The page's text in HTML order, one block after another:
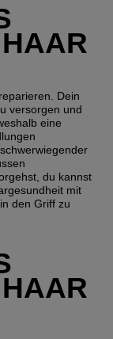
Dein
versorgen und
eine
du kannst
mit
den Griff zu